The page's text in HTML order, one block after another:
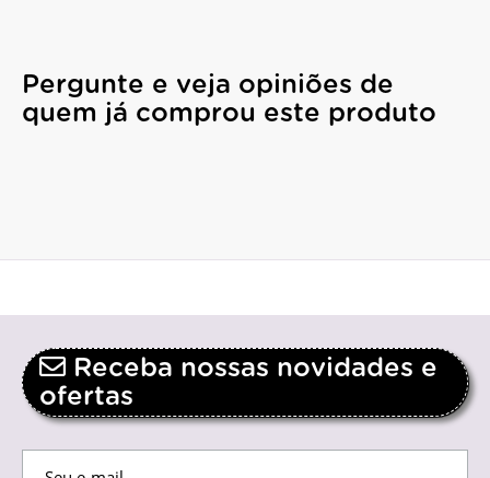
Pergunte e veja opiniões de
quem já comprou este produto
Receba nossas novidades e
ofertas